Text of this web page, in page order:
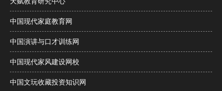
中国现代家庭教育网
中国演讲与口才训练网
中国现代家风建设网校
中国文玩收藏投资知识网